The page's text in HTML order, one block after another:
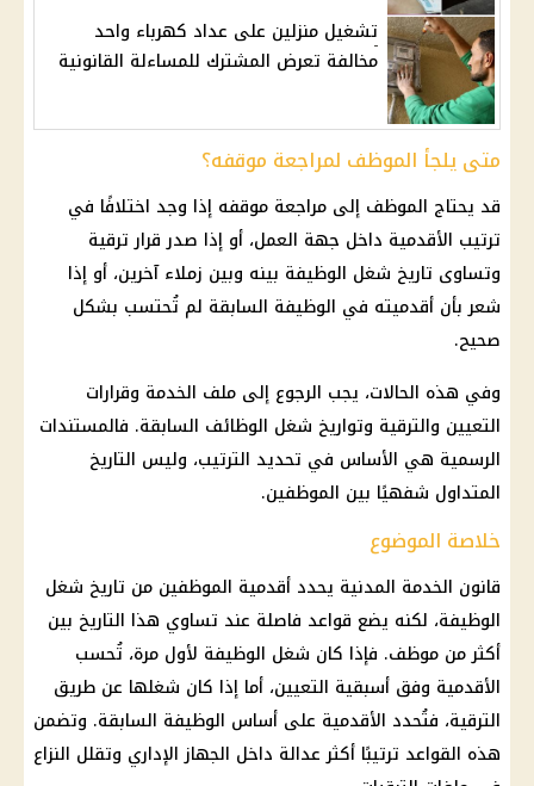
تشغيل منزلين على عداد كهرباء واحد
مخالفة تعرض المشترك للمساءلة القانونية
متى يلجأ الموظف لمراجعة موقفه؟
قد يحتاج الموظف إلى مراجعة موقفه إذا وجد اختلافًا في
ترتيب الأقدمية داخل جهة العمل، أو إذا صدر قرار ترقية
وتساوى تاريخ شغل الوظيفة بينه وبين زملاء آخرين، أو إذا
شعر بأن أقدميته في الوظيفة السابقة لم تُحتسب بشكل
صحيح.
وفي هذه الحالات، يجب الرجوع إلى ملف الخدمة وقرارات
التعيين والترقية وتواريخ شغل الوظائف السابقة. فالمستندات
الرسمية هي الأساس في تحديد الترتيب، وليس التاريخ
المتداول شفهيًا بين الموظفين.
خلاصة الموضوع
قانون الخدمة المدنية يحدد أقدمية الموظفين من تاريخ شغل
الوظيفة، لكنه يضع قواعد فاصلة عند تساوي هذا التاريخ بين
أكثر من موظف. فإذا كان شغل الوظيفة لأول مرة، تُحسب
الأقدمية وفق أسبقية التعيين، أما إذا كان شغلها عن طريق
الترقية، فتُحدد الأقدمية على أساس الوظيفة السابقة. وتضمن
هذه القواعد ترتيبًا أكثر عدالة داخل الجهاز الإداري وتقلل النزاع